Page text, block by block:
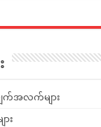
က်အလက်များ
ား